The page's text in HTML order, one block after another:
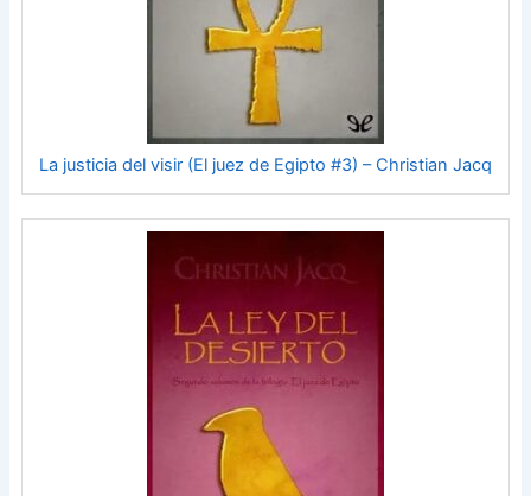
La justicia del visir (El juez de Egipto #3) – Christian Jacq